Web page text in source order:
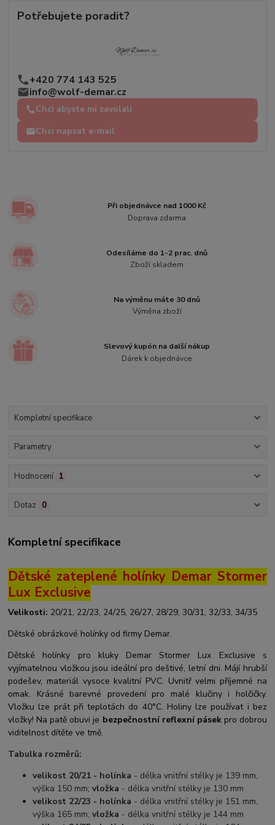
Potřebujete poradit?
+420 774 143 525
info@wolf-demar.cz
Chci abyste mi zavolali
Chci napsat e-mail
Při objednávce nad 1000 Kč
Doprava zdarma
Odesíláme do 1-2 prac. dnů
Zboží skladem
Na výměnu máte 30 dnů
Výměna zboží
Slevový kupón na další nákup
Dárek k objednávce
Kompletní specifikace
Parametry
Hodnocení 1
Dotaz 0
Kompletní specifikace
Dětské zateplené holínky Demar Stormer
Lux Exclusive
Velikosti: 20/21, 22/23, 24/25, 26/27, 28/29, 30/31, 32/33, 34/35
Dětské obrázkové holínky od firmy Demar.
Dětské holínky pro kluky Demar Stormer Lux Exclusive s
vyjímatelnou vložkou jsou ideální pro deštivé, letní dni. Májí hrubší
podešev, materiál vysoce kvalitní PVC. Uvnitř velmi příjemné na
omak. Krásné barevné provedení pro malé klučiny i holčičky.
Vložku lze prát při teplotách do 40°C. Holiny lze používat i bez
vložky! Na patě obuvi je bezpečnostní reflexní pásekpro dobrou
viditelnost dítěte ve tmě.
Tabulka rozměrů:
velikost 20/21 - holínka - délka vnitřní stélky je 139 mm,
výška 150 mm;vložka - délka vnitřní stélky je 130 mm
velikost 22/23 - holínka - délka vnitřní stélky je 151 mm,
výška 165 mm;vložka - délka vnitřní stélky je 144 mm